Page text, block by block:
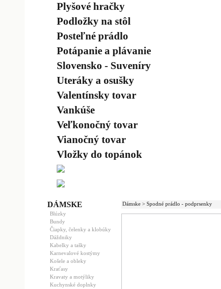
Plyšové hračky
Podložky na stôl
Posteľné prádlo
Potápanie a plávanie
Slovensko - Suveníry
Uteráky a osušky
Valentínsky tovar
Vankúše
Veľkonočný tovar
Vianočný tovar
Vložky do topánok
DÁMSKE
Blúzky
Bundy
Čiapky, čelenky a klobúky
Dáždniky
Kabelky a tašky
Karnevalové kostýmy
Košele a obleky
Kraťasy
Kravaty a motýliky
Kuchynské doplnky
Dámske > Spodné prádlo - podprsenky